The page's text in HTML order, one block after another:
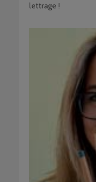
lettrage !